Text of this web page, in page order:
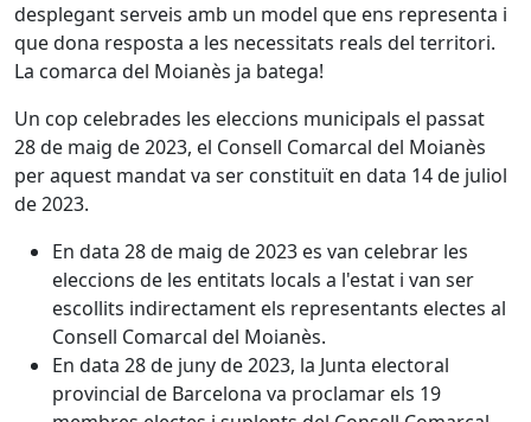
desplegant serveis amb un model que ens representa i
que dona resposta a les necessitats reals del territori.
La comarca del Moianès ja batega!
Un cop celebrades les eleccions municipals el passat
28 de maig de 2023, el Consell Comarcal del Moianès
per aquest mandat va ser constituït en data 14 de juliol
de 2023.
En data 28 de maig de 2023 es van celebrar les
eleccions de les entitats locals a l'estat i van ser
escollits indirectament els representants electes al
Consell Comarcal del Moianès.
En data 28 de juny de 2023, la Junta electoral
provincial de Barcelona va proclamar els 19